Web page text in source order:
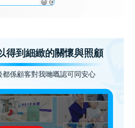
得到細緻的關懷與照顧
都係顧客對我哋嘅認可同安心